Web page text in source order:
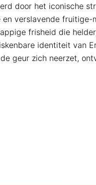
door het iconische
verslavende
frisheid die
identiteit van
geur zich neerzet,